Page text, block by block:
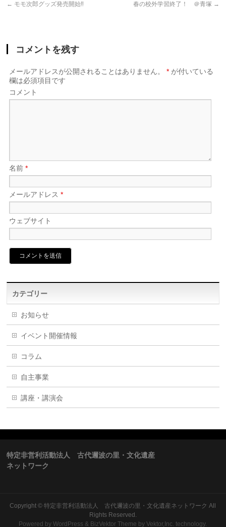
← モモ次郎グッズ発売開始‼︎ 春の校外学習終了！ ＠青塚 →
コメントを残す
メールアドレスが公開されることはありません。 * が付いている
欄は必須項目です
コメント
名前*
メールアドレス*
ウェブサイト
カテゴリー
お知らせ
イベント開催情報
コラム
自主事業
講座・講演会
特定非営利活動法人 古代邇波の里・文化遺産
ネットワーク
Copyright ©特定非営利活動法人 古代邇波の里・文化遺産ネットワーク All
Rights Reserved.
Powered byWordPress & BizVektor Theme by Vektor,Inc. technology.